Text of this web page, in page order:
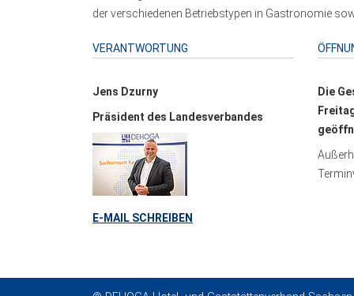
der verschiedenen Betriebstypen in Gastronomie
VERANTWORTUNG
Jens Dzurny
Präsident des Landesverbandes
E-MAIL SCHREIBEN
Die